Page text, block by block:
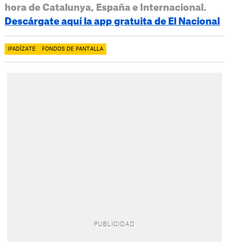
hora de Catalunya, España e Internacional.
Descárgate aquí la app gratuita de El Nacional
IPADÍZATE FONDOS DE PANTALLA